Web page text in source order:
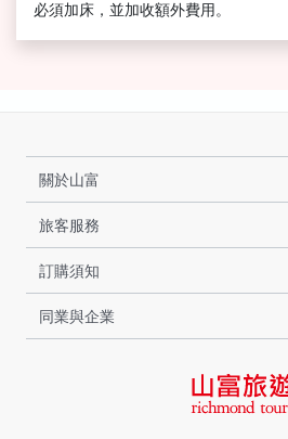
必須加床，並加收額外費用。
關於山富
旅客服務
訂購須知
同業與企業